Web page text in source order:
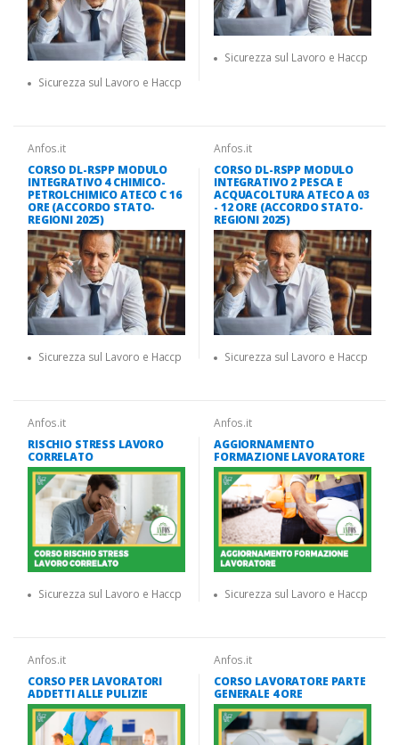
Sicurezza sul Lavoro e Haccp
Sicurezza sul Lavoro e Haccp
Anfos.it
CORSO DL-RSPP MODULO
INTEGRATIVO 4 CHIMICO-
PETROLCHIMICO ATECO C 16
ORE (ACCORDO STATO-
REGIONI 2025)
Sicurezza sul Lavoro e Haccp
Anfos.it
CORSO DL-RSPP MODULO
INTEGRATIVO 2 PESCA E
ACQUACOLTURA ATECO A 03
- 12 ORE (ACCORDO STATO-
REGIONI 2025)
Sicurezza sul Lavoro e Haccp
Anfos.it
RISCHIO STRESS LAVORO
CORRELATO
Sicurezza sul Lavoro e Haccp
Anfos.it
AGGIORNAMENTO
FORMAZIONE LAVORATORE
Sicurezza sul Lavoro e Haccp
Anfos.it
CORSO PER LAVORATORI
ADDETTI ALLE PULIZIE
Anfos.it
CORSO LAVORATORE PARTE
GENERALE 4 ORE